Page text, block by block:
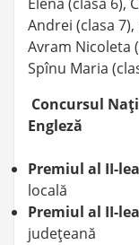
Andrei (clasa
Avram Nicoleta
Spînu Maria
Concursul
Engleză
Premiul al II-lea
locală
Premiul al II-lea
judeţeană